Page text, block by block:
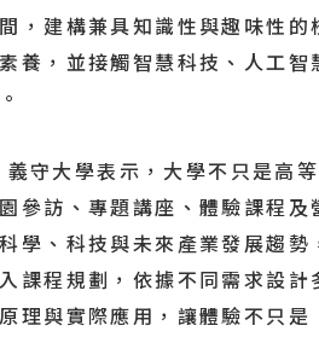
，建構兼具知識性與趣味性
養，並接觸智慧科技、人工
守大學表示，大學不只是高等
參訪、專題講座、體驗課程
學、科技與未來產業發展趨
課程規劃，依據不同需求設
理與實際應用，讓體驗不只